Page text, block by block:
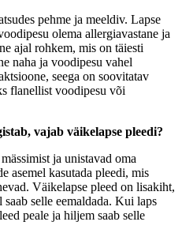
pehme ja meeldiv. Lapse
olema allergiavastane ja
ajal rohkem, mis on täiesti
naha ja voodipesu vahel
seega on soovitatav
flanellist voodipesu või
vajab väikelapse pleedi?
ja unistavad oma
asemel kasutada pleedi, mis
Väikelapse pleed on lisakiht,
selle eemaldada. Kui laps
peale ja hiljem saab selle